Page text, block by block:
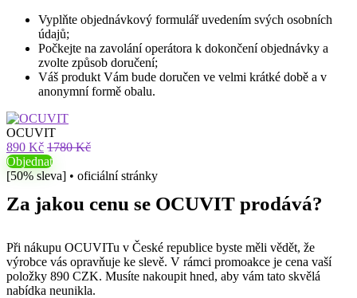
Vyplňte objednávkový formulář uvedením svých osobních
údajů;
Počkejte na zavolání operátora k dokončení objednávky a
zvolte způsob doručení;
Váš produkt Vám bude doručen ve velmi krátké době a v
anonymní formě obalu.
OCUVIT
890 Kč 1780 Kč
Objednat
[50% sleva] • oficiální stránky
Za jakou cenu se OCUVIT prodává?
Při nákupu OCUVITu v České republice byste měli vědět, že
výrobce vás opravňuje ke slevě. V rámci promoakce je cena vaší
položky 890 CZK. Musíte nakoupit hned, aby vám tato skvělá
nabídka neunikla.